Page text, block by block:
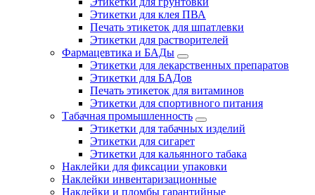
Этикетки для клея ПВА
Печать этикеток для шпатлевки
Этикетки для растворителей
Фармацевтика и БАДы
Этикетки для лекарственных препаратов
Этикетки для БАДов
Печать этикеток для витаминов
Этикетки для спортивного питания
Табачная промышленность
Этикетки для табачных изделий
Этикетки для сигарет
Этикетки для кальянного табака
Наклейки для фиксации упаковки
Наклейки инвентаризационные
Наклейки и пломбы гарантийные